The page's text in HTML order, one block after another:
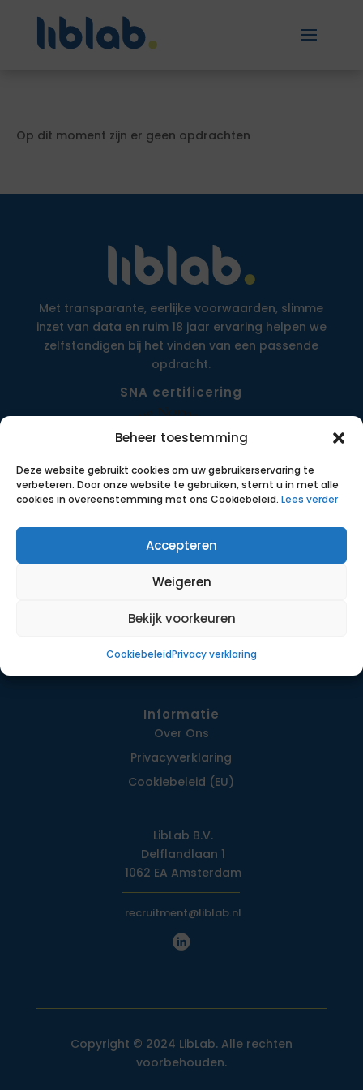
Beheer toestemming
Deze website gebruikt cookies om uw gebruikerservaring te
verbeteren. Door onze website te gebruiken, stemt u in met alle
cookies in overeenstemming met ons Cookiebeleid. Lees verder
Accepteren
Weigeren
Bekijk voorkeuren
CookiebeleidPrivacy verklaring
Op dit moment zijn er geen opdrachten
Met transparante, eerlijke voorwaarden, slimme
inzet van data en ruim 18 jaar ervaring helpen we
zelfstandigen bij het vinden van een passende
opdracht.
SNA certificering
Opdrachten
Werkwijze
Contact
Informatie
Over Ons
Privacy­verklaring
Cookiebeleid (EU)
LibLab B.V.
Delflandlaan 1
1062 EA Amsterdam
recruitment@liblab.nl
Copyright © 2024 LibLab. Alle rechten
voorbehouden.